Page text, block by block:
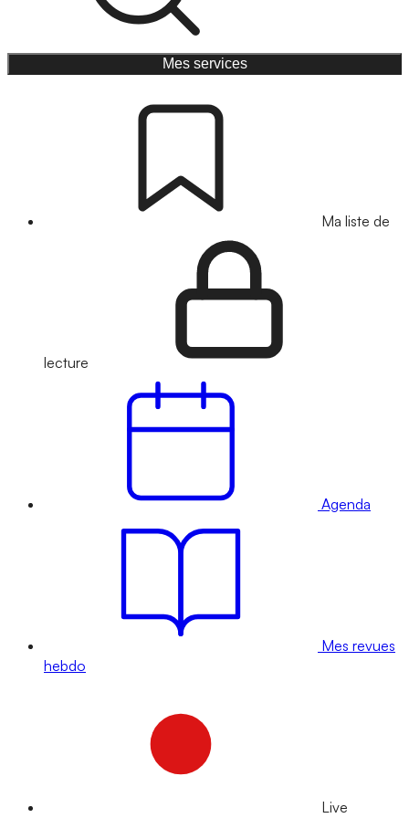
Mes services
Ma liste de
lecture
Agenda
Mes revues
hebdo
Live